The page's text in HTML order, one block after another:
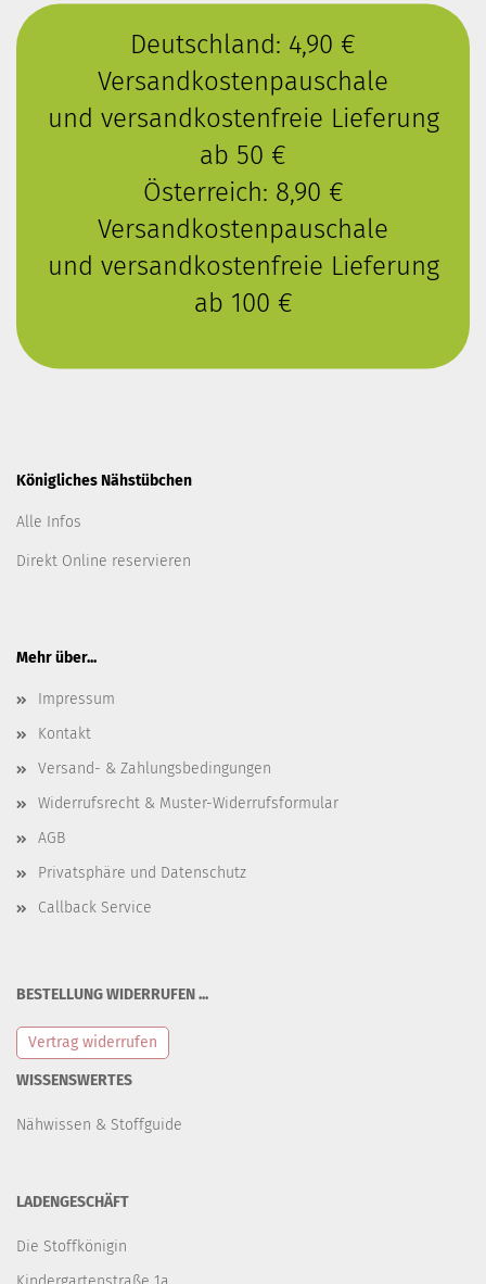
Deutschland: 4,90 €
Versandkostenpauschale
und versandkostenfreie Lieferung
ab 50 €
Österreich: 8,90 €
Versandkostenpauschale
und versandkostenfreie Lieferung
ab 100 €
Königliches Nähstübchen
Alle Infos
Direkt Online reservieren
Mehr über...
Impressum
Kontakt
Versand- & Zahlungsbedingungen
Widerrufsrecht & Muster-Widerrufsformular
AGB
Privatsphäre und Datenschutz
Callback Service
BESTELLUNG WIDERRUFEN ...
Vertrag widerrufen
WISSENSWERTES
Nähwissen & Stoffguide
LADENGESCHÄFT
Die Stoffkönigin